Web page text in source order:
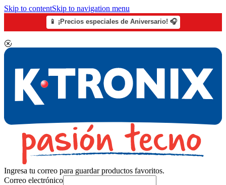
Skip to contentSkip to navigation menu
📱 ¡Precios especiales de Aniversario! 🎧
Ingresa tu correo para guardar productos favoritos.
Correo electrónico